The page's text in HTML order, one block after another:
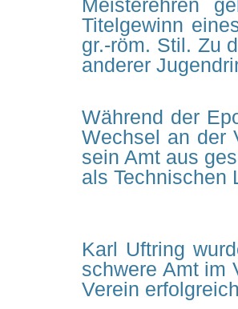
Meisterehren
Titelgewinn
gr.-röm. Stil. Zu
anderer
Während der
Wechsel an der
sein Amt aus
als Technischen
Karl Uftring
schwere Amt im
Verein